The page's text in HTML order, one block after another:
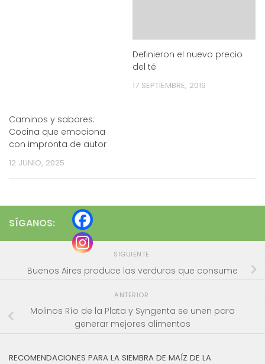
Caminos y sabores:
Cocina que emociona
con impronta de autor
12 JUNIO, 2025
Definieron el nuevo precio
del té
17 SEPTIEMBRE, 2019
SÍGANOS:
SIGUIENTE
Buenos Aires produce las verduras que consume
ANTERIOR
Molinos Río de la Plata y Syngenta se unen para
generar mejores alimentos
RECOMENDACIONES PARA LA SIEMBRA DE MAÍZ DE LA